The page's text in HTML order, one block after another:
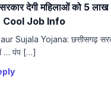
देगी महिलाओं को 5 लाख
Cool Job Info
Sujala Yojana: छत्तीसगढ़
… पंप […]